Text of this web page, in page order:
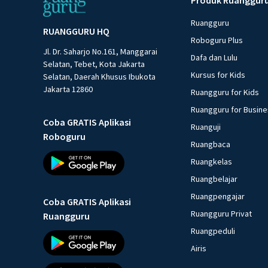
RUANGGURU HQ
Jl. Dr. Saharjo No.161, Manggarai
Selatan, Tebet, Kota Jakarta
Selatan, Daerah Khusus Ibukota
Jakarta 12860
Coba GRATIS Aplikasi
Roboguru
Coba GRATIS Aplikasi
Ruangguru
Ruangguru
Roboguru Plus
Dafa dan Lulu
Kursus for Kids
Ruangguru for Kids
Ruangguru for
Ruanguji
Ruangbaca
Ruangkelas
Ruangbelajar
Ruangpengajar
Ruangguru Privat
Ruangpeduli
Airis